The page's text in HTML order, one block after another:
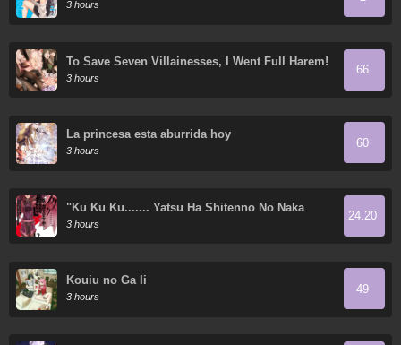
3 hours
To Save Seven Villainesses, I Went Full Harem!
3 hours
66
La princesa esta aburrida hoy
3 hours
60
"Ku Ku Ku....... Yatsu Ha Shitenno No Naka
Demo Saijaku" To Kaiko Sareta Ore, Naze Ka
Yusha To Seijo No Shisho Ni Naru
3 hours
24.20
Kouiu no Ga Ii
3 hours
49